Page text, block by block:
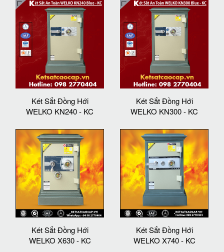
Két Sắt Đồng Hới
WELKO KN240 - KC
Két Sắt Đồng Hới
WELKO KN300 - KC
Két Sắt Đồng Hới
WELKO X630 - KC
Két Sắt Đồng Hới
WELKO X740 - KC